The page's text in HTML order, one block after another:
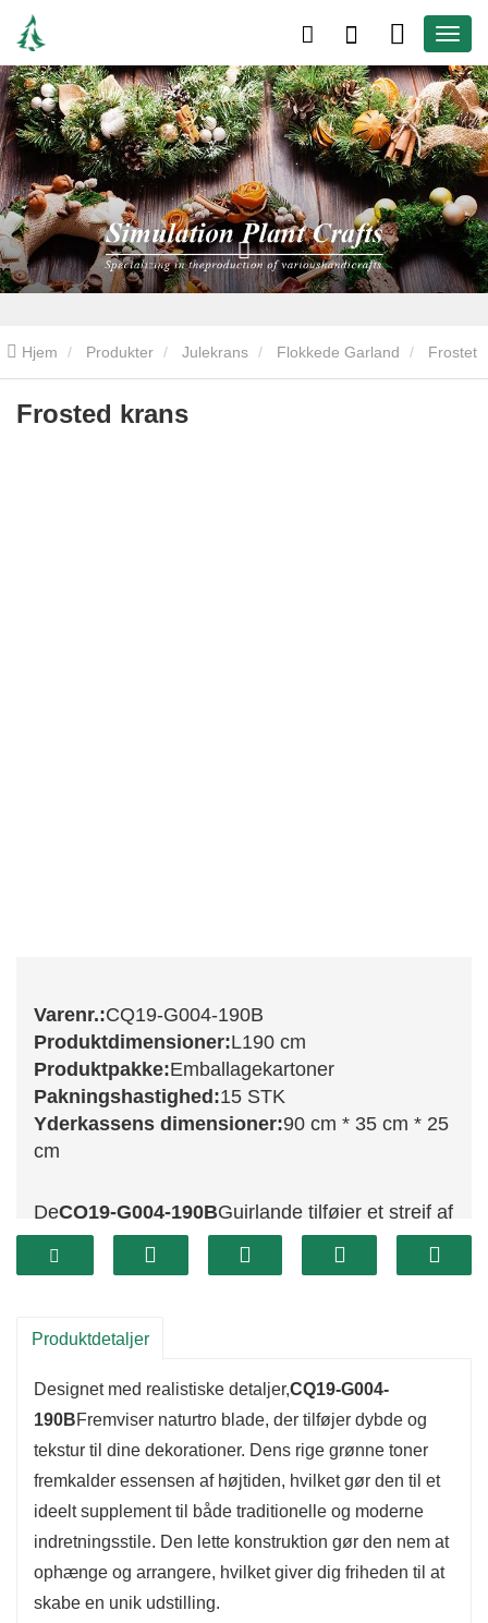
Hjem Produkter Julekrans Flokkede Garland
krans
Frosted krans
Varenr.:CQ19-G004-190B
Produktdimensioner:L190 cm
Produktpakke:Emballagekartoner
Pakningshastighed:15 STK
Yderkassens dimensioner:90 cm * 35 cm * 25
cm
DeCQ19-G004-190BGuirlande tilføjer et strejf af
elegance og festlighed til din juledekoration.
Med en længde på 190 cm har dette udsøgte
charmerende dekorative accenter, der skaber et
ideel til at forbedre kaminhylder, drapere langs
trapper eller indramme vinduer og er et alsidigt
valg til din sæsonbestemte dekoration.
Produktdetaljer
Designet med realistiske detaljer,CQ19-G004-
190BFremviser naturtro blade, der tilføjer dybde og
tekstur til dine dekorationer. Dens rige grønne toner
fremkalder essensen af ​​højtiden, hvilket gør den til et
ideelt supplement til både traditionelle og moderne
indretningsstile. Den lette konstruktion gør den nem at
ophænge og arrangere, hvilket giver dig friheden til at
skabe en unik udstilling.